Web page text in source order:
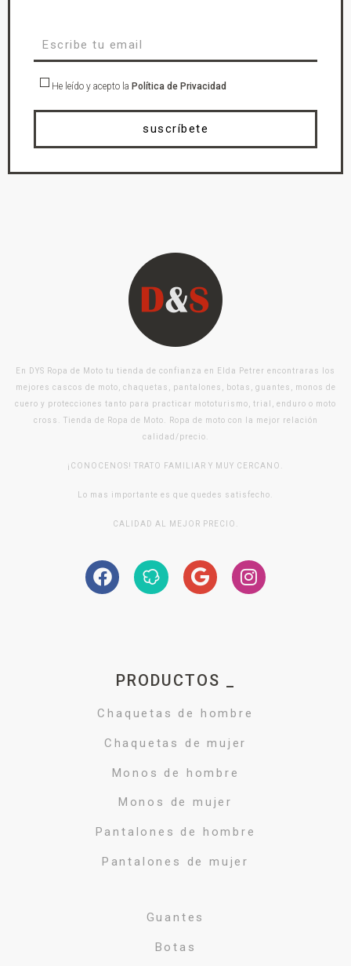
He leído y acepto la Política de Privacidad
suscríbete
En DYS Ropa de Moto tu tienda de confianza en Elda Petrer encontraras los
mejores cascos de moto, chaquetas, pantalones, botas, guantes, monos de
cuero y protecciones tanto para practicar mototurismo, trial, enduro o moto
cross. Tienda de Ropa de Moto. Ropa de moto con la mejor relación
calidad/precio.
¡CONOCENOS! TRATO FAMILIAR Y MUY CERCANO.
Lo mas importante es que quedes satisfecho.
CALIDAD AL MEJOR PRECIO.
PRODUCTOS _
Chaquetas de hombre
Chaquetas de mujer
Monos de hombre
Monos de mujer
Pantalones de hombre
Pantalones de mujer
Guantes
Botas